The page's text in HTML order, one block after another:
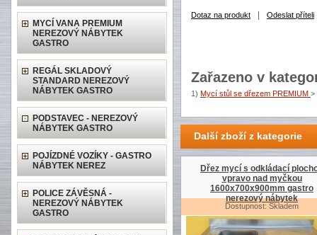
MYCÍ VANA PREMIUM
NEREZOVÝ NÁBYTEK
GASTRO
REGÁL SKLADOVÝ
STANDARD NEREZOVÝ
NÁBYTEK GASTRO
PODSTAVEC - NEREZOVÝ
NÁBYTEK GASTRO
POJÍZDNÉ VOZÍKY - GASTRO
NÁBYTEK NEREZ
POLICE ZÁVĚSNÁ -
NEREZOVÝ NÁBYTEK
GASTRO
Dotaz na produkt Odeslat příteli
Zařazeno v
1) Mycí stůl se dřezem PREMIUM >
Další zboží z kategorie
Dřez mycí s odkládací
vpravo nad myčkou
1600x700x900mm gastro
nerezový nábytek
Dostupnost: Skladem